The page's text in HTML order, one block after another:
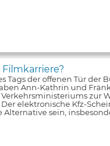
Tags der offenen Tür
Ann-Kathrin und
zur
elektronische Kfz-
Alternative sein,